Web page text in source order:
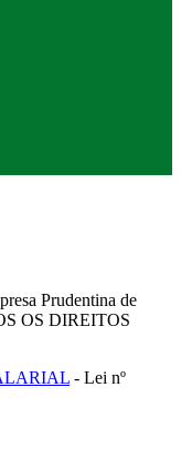
Prudentina de
OS DIREITOS
- Lei nº